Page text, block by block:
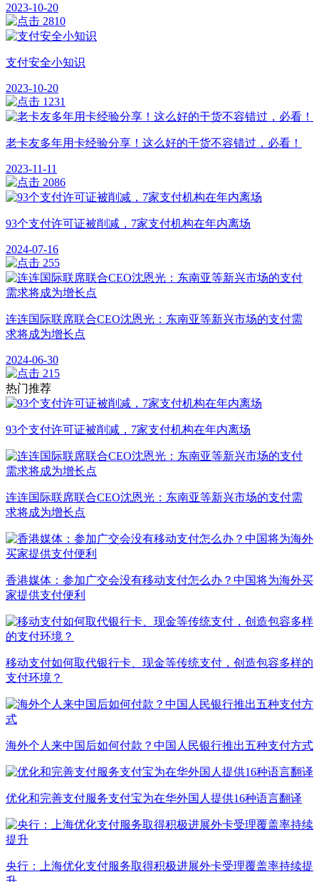
2023-10-20
2810
支付安全小知识
2023-10-20
1231
老卡友多年用卡经验分享！这么好的干货不容错过，必看！
2023-11-11
2086
93个支付许可证被削减，7家支付机构在年内离场
2024-07-16
255
连连国际联席联合CEO沈恩光：东南亚等新兴市场的支付需
求将成为增长点
2024-06-30
215
热门推荐
93个支付许可证被削减，7家支付机构在年内离场
连连国际联席联合CEO沈恩光：东南亚等新兴市场的支付需
求将成为增长点
香港媒体：参加广交会没有移动支付怎么办？中国将为海外买
家提供支付便利
移动支付如何取代银行卡、现金等传统支付，创造包容多样的
支付环境？
海外个人来中国后如何付款？中国人民银行推出五种支付方式
优化和完善支付服务支付宝为在华外国人提供16种语言翻译
央行：上海优化支付服务取得积极进展外卡受理覆盖率持续提